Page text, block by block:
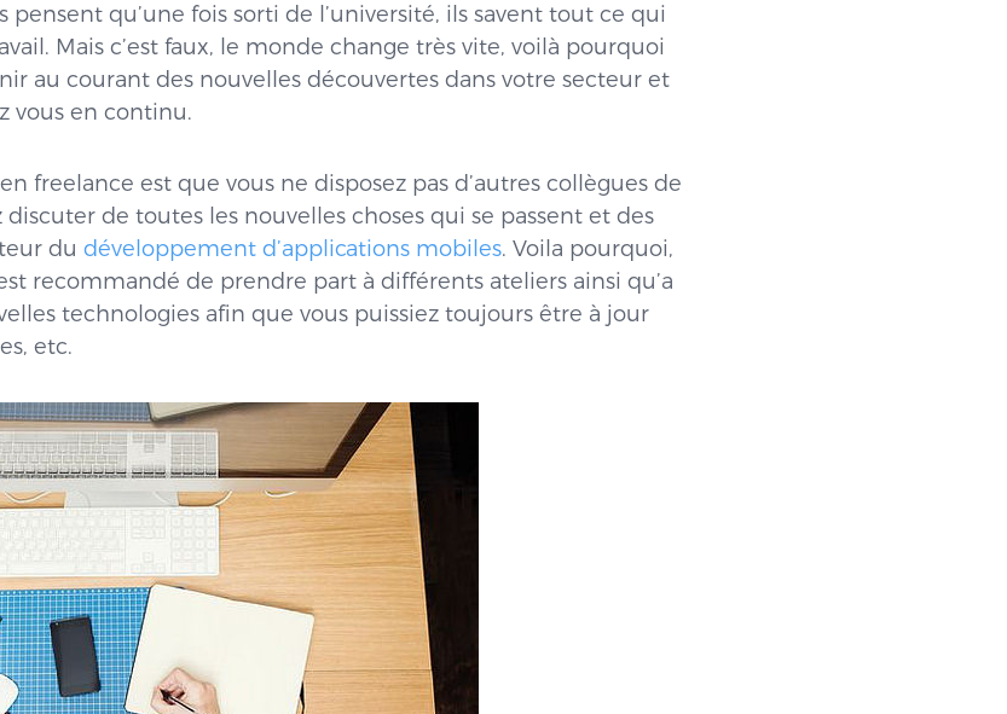
pensent qu’une fois sorti de l’université, ils savent tout ce qui
Mais c’est faux, le monde change très vite, voilà pourquoi
au courant des nouvelles découvertes dans votre secteur et
vous en continu.
freelance est que vous ne disposez pas d’autres collègues de
de toutes les nouvelles choses qui se passent et des
du développement d’applications mobiles. Voila pourquoi,
recommandé de prendre part à différents ateliers ainsi qu’a
technologies afin que vous puissiez toujours être à jour
etc.